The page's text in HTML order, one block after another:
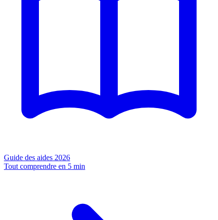
Guide des aides 2026
Tout comprendre en 5 min